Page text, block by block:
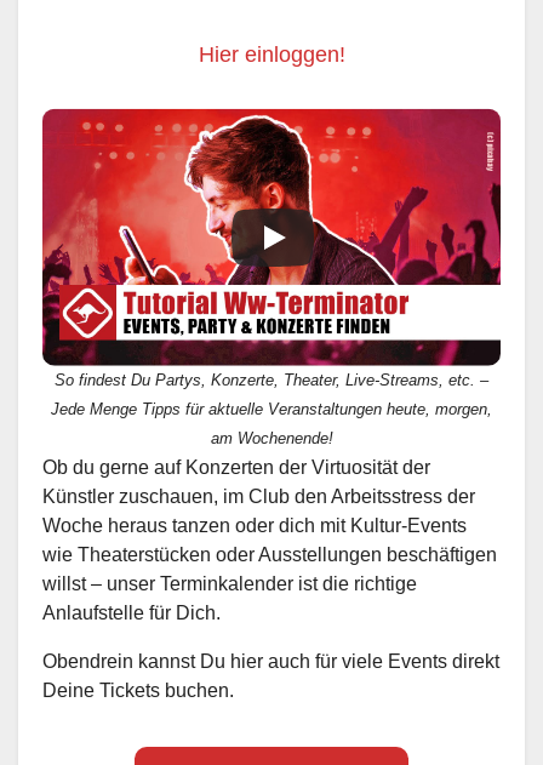
Hier einloggen!
So findest Du Partys, Konzerte, Theater, Live-Streams, etc. –
Jede Menge Tipps für aktuelle Veranstaltungen heute, morgen,
am Wochenende!
Ob du gerne auf Konzerten der Virtuosität der
Künstler zuschauen, im Club den Arbeitsstress der
Woche heraus tanzen oder dich mit Kultur-Events
wie Theaterstücken oder Ausstellungen beschäftigen
willst – unser Terminkalender ist die richtige
Anlaufstelle für Dich.
Obendrein kannst Du hier auch für viele Events direkt
Deine Tickets buchen.